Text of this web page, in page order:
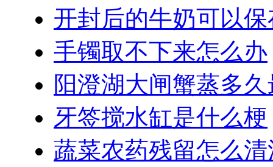
开封后的牛奶可以
手镯取不下来怎么办
阳澄湖大闸蟹蒸多
牙签搅水缸是什么梗
蔬菜农药残留怎么清